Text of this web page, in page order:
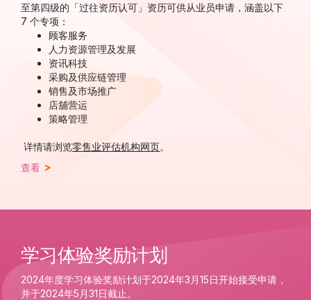
至第四级的「过往资历认可」资历可供从业员申请，涵盖以下
7 个专项：
顾客服务
人力资源管理及发展
资讯科技
采购及供应链管理
销售及市场推广
店舖营运
策略管理
详情请浏览零售业评估机构网页。
查看
学习体验奖励计划
2024年度学习体验奖励计划于2024年3月15日开始接受申请，
并于2024年5月31日截止。